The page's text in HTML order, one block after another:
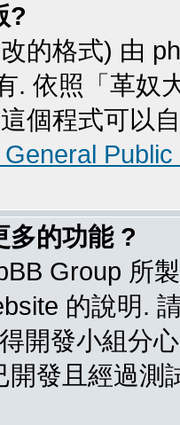
?
的格式) 由
. 依照「革奴
個程式可以
多的功能 ?
Group 所
的說明.
開發小組分
開發且經過測